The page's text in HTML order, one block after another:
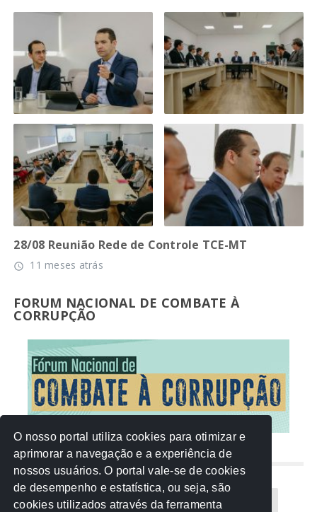
28/08 Reunião Rede de Controle TCE-MT
access_time 11 meses atrás
FORUM NACIONAL DE COMBATE À
CORRUPÇÃO
NUVEM DE TAGS
Acontece na Rede AGU AMM
O nosso portal utiliza cookies para otimizar e
aprimorar a navegação e a experiência de
nossos usuários. O portal vale-se de cookies
de desempenho e estatística, ou seja, são
cookies utilizados através da ferramenta